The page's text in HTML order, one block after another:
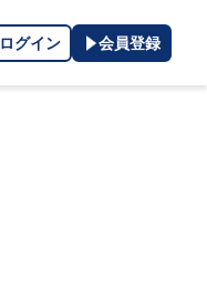
ログイン 会員登録